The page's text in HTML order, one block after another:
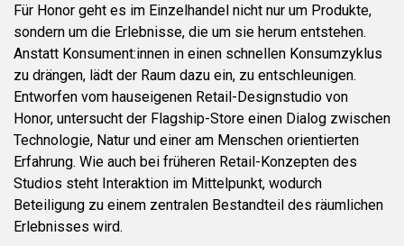
Für Honor geht es im Einzelhandel nicht nur um Produkte,
sondern um die Erlebnisse, die um sie herum entstehen.
Anstatt Konsument:innen in einen schnellen Konsumzyklus
zu drängen, lädt der Raum dazu ein, zu entschleunigen.
Entworfen vom hauseigenen Retail-Designstudio von
Honor, untersucht der Flagship-Store einen Dialog zwischen
Technologie, Natur und einer am Menschen orientierten
Erfahrung. Wie auch bei früheren Retail-Konzepten des
Studios steht Interaktion im Mittelpunkt, wodurch
Beteiligung zu einem zentralen Bestandteil des räumlichen
Erlebnisses wird.